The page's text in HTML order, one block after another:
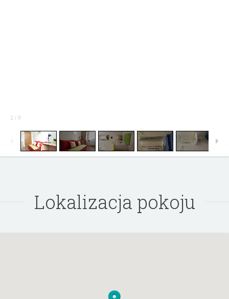
1 / 8
Lokalizacja pokoju